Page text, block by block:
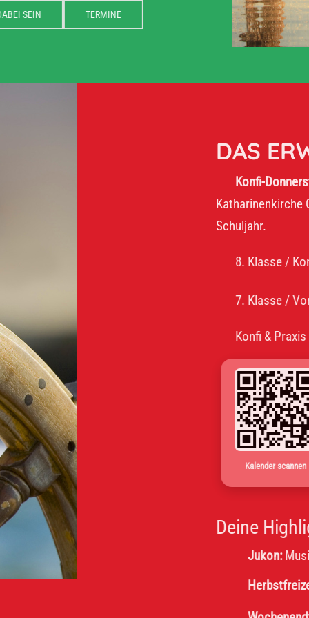
DABEI SEIN TERMINE
DAS
Konfi-Donnerstag:
Katharinenkirche Oelsnitz.
8. Klasse /
7. Klasse /
Konfi & Praxis im
Kalender scannen
Deine Highlights
Musik,
Herbstfreizeit: